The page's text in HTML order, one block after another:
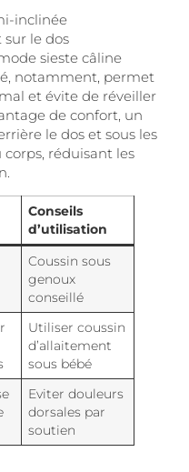
inclinée
le dos
sieste câline
notamment, permet
et évite de réveiller
de confort, un
le dos et sous les
réduisant les
Conseils
d’utilisation
Coussin sous
genoux
conseillé
Utiliser coussin
d’allaitement
sous bébé
Eviter douleurs
dorsales par
soutien